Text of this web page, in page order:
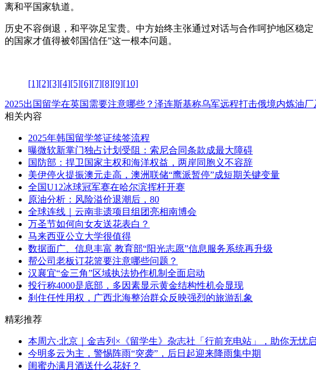
离和平国家轨道。
历史不容倒退，和平弥足宝贵。中方始终主张通过对话与合作呵护地区稳
的国家才值得被邻国信任”这一根本问题。
[1][2][3][4][5][6][7][8][9][10]
2025出国留学在英国需要注意哪些？ 泽连斯基称乌军远程打击俄境内炼油厂
相关内容
2025年韩国留学签证续签流程
曝微软新掌门独占计划受阻：索尼合同条款成最大障碍
国防部：捍卫国家主权和海洋权益，两岸同胞义不容辞
美伊停火提振澳元走高，澳洲联储“鹰派暂停”成短期关键变量
全国U12冰球冠军赛在哈尔滨挥杆开赛
原油分析：风险溢价退潮后，80
全球连线｜云南非遗项目组团亮相南博会
万圣节如何向女友送花表白？
马来西亚公立大学很值得
数据面广、信息丰富 教育部“阳光志愿”信息服务系统再升级
帮公司老板订花篮要注意哪些问题？
汉襄宜“金三角”区域执法协作机制全面启动
投行称4000是底部，多因素显示黄金结构性机会显现
刹住任性用权，广西北海整治群众反映强烈的旅游乱象
精彩推荐
本周六·北京｜金吉列×《留学生》杂志社「行前充电站」，助你无忧
今明多云为主，警惕阵雨“突袭”，后日起迎来降雨集中期
闺蜜办满月酒送什么花好？